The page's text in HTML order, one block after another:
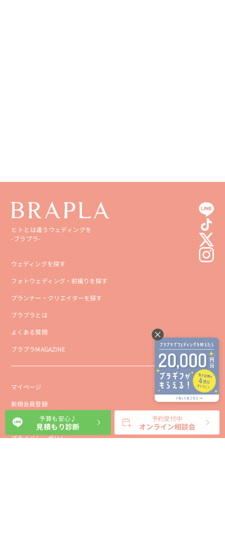
ヒトとは違うウェディングを
-ブラプラ-
ウェディングを探す
フォトウェディング・前撮りを探す
プランナー・クリエイターを探す
ブラプラとは
よくある質問
ブラプラMAGAZINE
マイページ
新規会員登録
会社概要
プライバシーポリシー
予算も安心♪
見積もり診断
予約受付中
オンライン相談会